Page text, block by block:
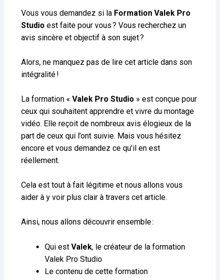
Vous vous demandez si la Formation Valek Pro
Studio est faite pour vous ? Vous recherchez un
avis sincère et objectif à son sujet ?
Alors, ne manquez pas de lire cet article dans son
intégralité !
La formation « Valek Pro Studio » est conçue pour
ceux qui souhaitent apprendre et vivre du montage
vidéo. Elle reçoit de nombreux avis élogieux de la
part de ceux qui l’ont suivie. Mais vous hésitez
encore et vous demandez ce qu’il en est
réellement.
Cela est tout à fait légitime et nous allons vous
aider à y voir plus clair à travers cet article.
Ainsi, nous allons découvrir ensemble :
Qui est Valek, le créateur de la formation
Valek Pro Studio
Le contenu de cette formation